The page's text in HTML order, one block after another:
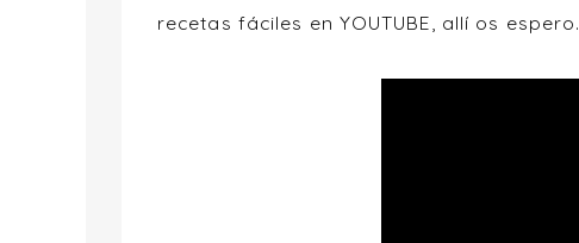
recetas fáciles en YOUTUBE, allí os espero.